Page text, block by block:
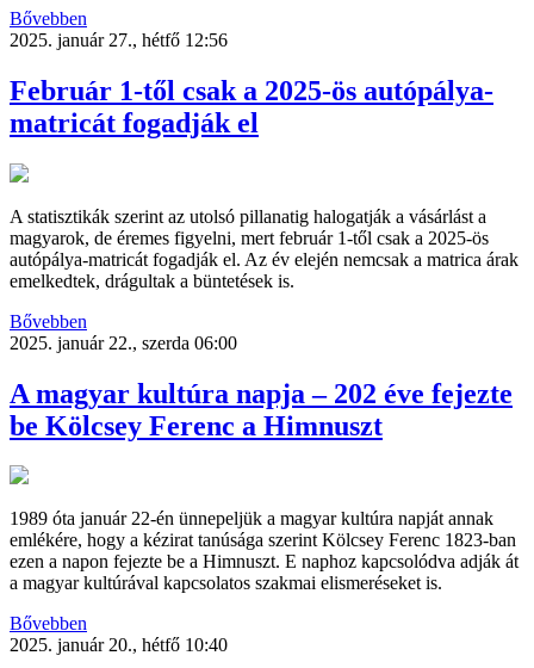
Bővebben
2025. január 27., hétfő 12:56
Február 1-től csak a 2025-ös autópálya-
matricát fogadják el
A statisztikák szerint az utolsó pillanatig halogatják a vásárlást a
magyarok, de éremes figyelni, mert február 1-től csak a 2025-ös
autópálya-matricát fogadják el. Az év elején nemcsak a matrica árak
emelkedtek, drágultak a büntetések is.
Bővebben
2025. január 22., szerda 06:00
A magyar kultúra napja – 202 éve fejezte
be Kölcsey Ferenc a Himnuszt
1989 óta január 22-én ünnepeljük a magyar kultúra napját annak
emlékére, hogy a kézirat tanúsága szerint Kölcsey Ferenc 1823-ban
ezen a napon fejezte be a Himnuszt. E naphoz kapcsolódva adják át
a magyar kultúrával kapcsolatos szakmai elismeréseket is.
Bővebben
2025. január 20., hétfő 10:40